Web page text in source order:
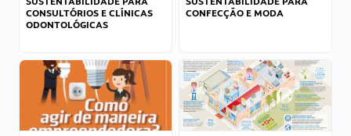
CONSULTÓRIOS E CLÍNICAS
ODONTOLÓGICAS
CONFECÇÃO E MODA